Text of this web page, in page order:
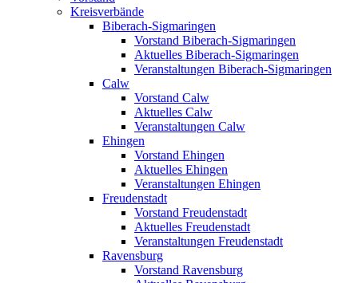
Kreisverbände
Biberach-Sigmaringen
Vorstand Biberach-Sigmaringen
Aktuelles Biberach-Sigmaringen
Veranstaltungen Biberach-Sigmaringen
Calw
Vorstand Calw
Aktuelles Calw
Veranstaltungen Calw
Ehingen
Vorstand Ehingen
Aktuelles Ehingen
Veranstaltungen Ehingen
Freudenstadt
Vorstand Freudenstadt
Aktuelles Freudenstadt
Veranstaltungen Freudenstadt
Ravensburg
Vorstand Ravensburg